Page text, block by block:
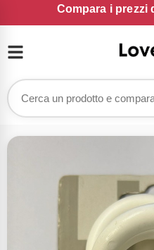
Compara i prezzi